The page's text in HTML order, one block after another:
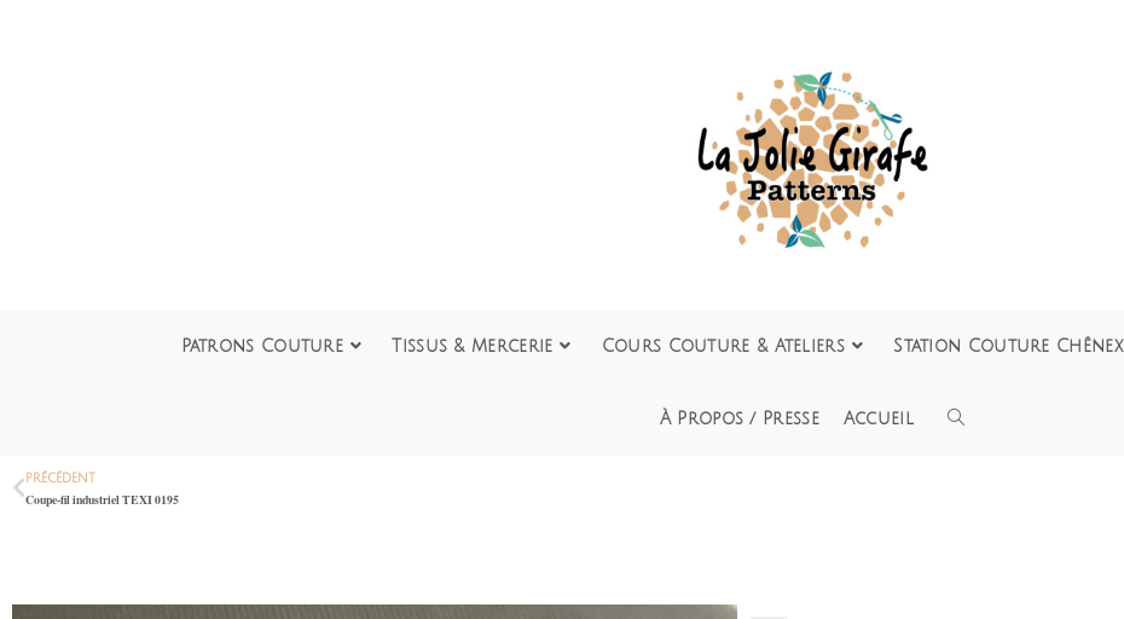
Patrons Couture Tissus & Mercerie Cours Couture & Ateliers Station Couture Chênex
À Propos / Presse Accueil
PRÉCÉDENT
Coupe-fil industriel TEXI 0195